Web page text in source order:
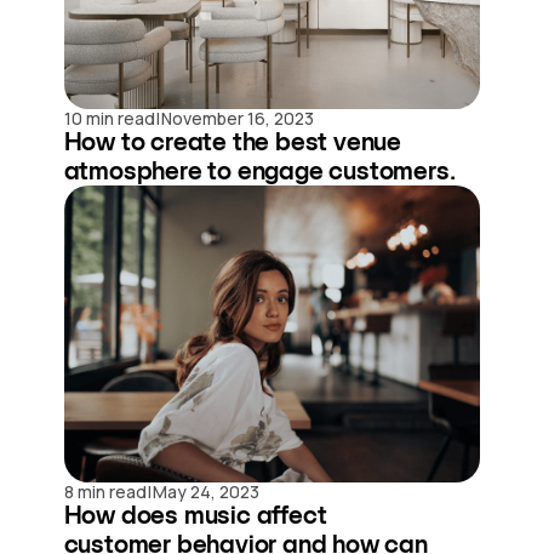
10 min read|November 16, 2023
How to create the best venue
atmosphere to engage customers.
8 min read|May 24, 2023
How does music affect
customer behavior and how can